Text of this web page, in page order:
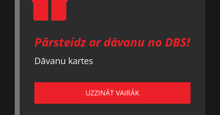
Pārsteidz ar dāvanu no DBS!
Dāvanu kartes
UZZINĀT VAIRĀK